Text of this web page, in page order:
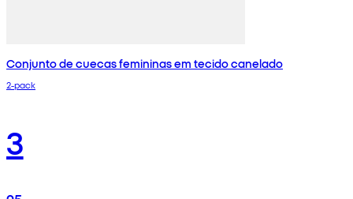
Conjunto de cuecas femininas em tecido canelado
2-pack
3